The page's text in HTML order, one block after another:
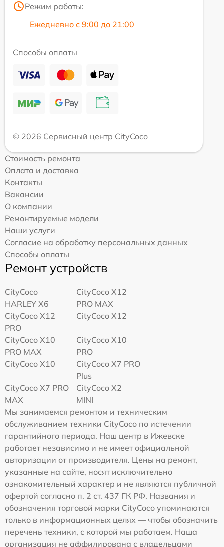
Режим работы:
Ежедневно с 9:00 до 21:00
Способы оплаты
© 2026 Сервисный центр CityCoco
Стоимость ремонта
Оплата и доставка
Контакты
Вакансии
О компании
Ремонтируемые модели
Наши услуги
Согласие на обработку персональных данных
Способы оплаты
Ремонт устройств
CityCoco
HARLEY X6
CityCoco X12
PRO MAX
CityCoco X12
PRO
CityCoco X12
CityCoco X10
PRO MAX
CityCoco X10
PRO
CityCoco X10
CityCoco X7 PRO
Plus
CityCoco X7 PRO
MAX
CityCoco X2
MINI
Мы занимаемся ремонтом и техническим
обслуживанием техники CityCoco по истечении
гарантийного периода. Наш центр в Ижевске
работает независимо и не имеет официальной
авторизации от производителя. Цены на ремонт,
указанные на сайте, носят исключительно
ознакомительный характер и не являются публичной
офертой согласно п. 2 ст. 437 ГК РФ. Названия и
обозначения торговой марки CityCoco упоминаются
только в информационных целях — чтобы обозначить
перечень техники, с которой мы работаем. Наша
организация не аффилирована с владельцами